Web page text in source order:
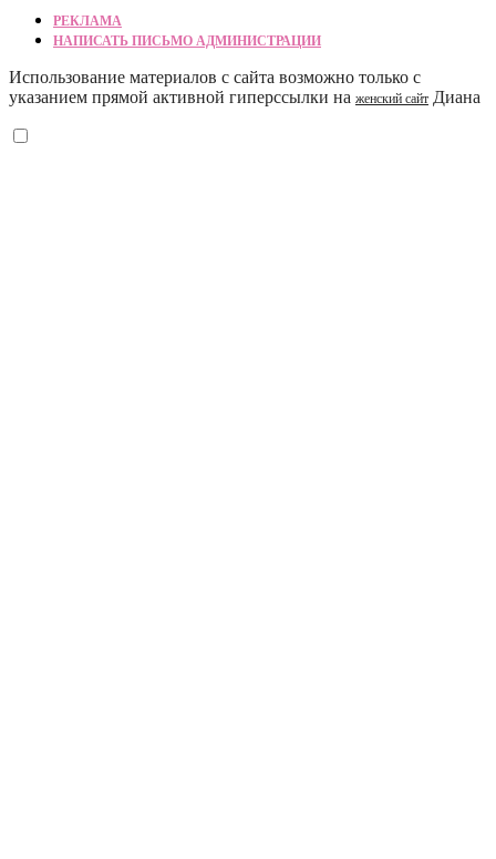
РЕКЛАМА
НАПИСАТЬ ПИСЬМО АДМИНИСТРАЦИИ
Использование материалов с сайта возможно только с
указанием прямой активной гиперссылки на женский сайт Диана